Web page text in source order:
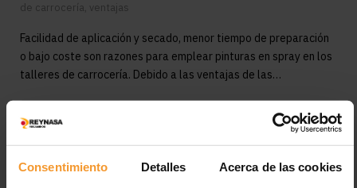
Consentimiento Detalles Acerca de las cookies
de carrocería ventajas
Facilidad de aplicación y secado, menor tiempo de preparación
o bajo coste son razones para emplear pinturas en spray en los
talleres de carrocería. Debido a las ventajas de las…
LEER MÁS